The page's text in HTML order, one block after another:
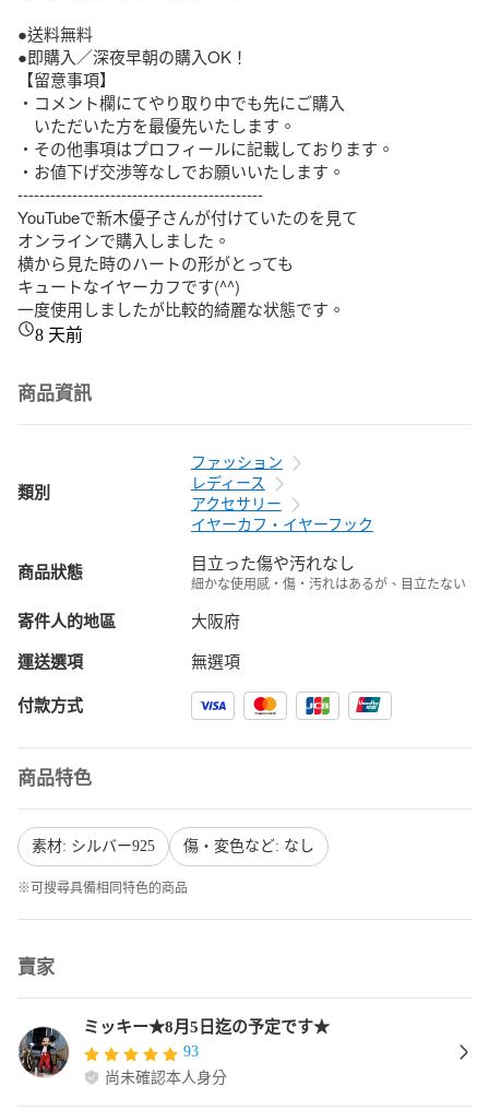
●送料無料
●即購入／深夜早朝の購入OK！
【留意事項】
・コメント欄にてやり取り中でも先にご購入
いただいた方を最優先いたします。
・その他事項はプロフィールに記載しております。
・お値下げ交渉等なしでお願いいたします。
---------------------------------------------
YouTubeで新木優子さんが付けていたのを見て
オンラインで購入しました。
横から見た時のハートの形がとっても
キュートなイヤーカフです(^^)
一度使用しましたが比較的綺麗な状態です。
8 天前
商品資訊
類別
ファッション
レディース
アクセサリー
イヤーカフ・イヤーフック
商品狀態 目立った傷や汚れなし
細かな使用感・傷・汚れはあるが、目立たない
寄件人的地區 大阪府
運送選項 無選項
付款方式
商品特色
素材: シルバー925 傷・変色など: なし
※可搜尋具備相同特色的商品
賣家
ミッキー★8月5日迄の予定です★
93
尚未確認本人身分